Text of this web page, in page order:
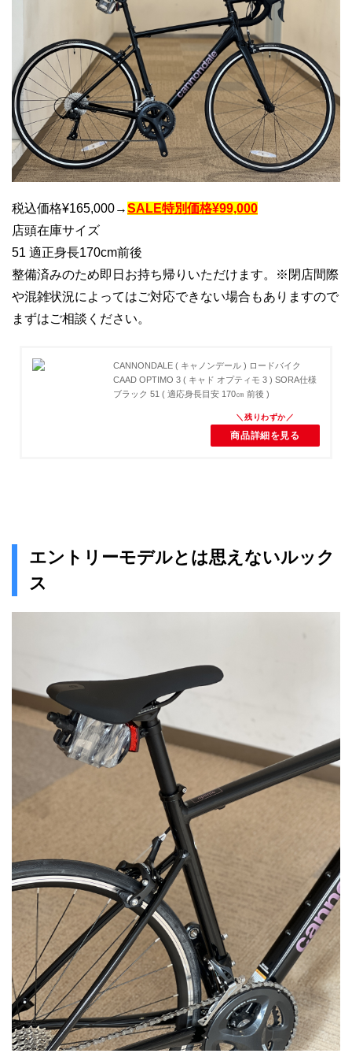
税込価格¥165,000→SALE特別価格¥99,000
店頭在庫サイズ
51 適正身長170cm前後
整備済みのため即日お持ち帰りいただけます。※閉店間際
や混雑状況によってはご対応できない場合もありますので
まずはご相談ください。
CANNONDALE ( キャノンデール ) ロードバイク
CAAD OPTIMO 3 ( キャド オプティモ 3 ) SORA仕様
ブラック 51 ( 適応身長目安 170㎝ 前後 )
商品詳細を見る
エントリーモデルとは思えないルック
ス